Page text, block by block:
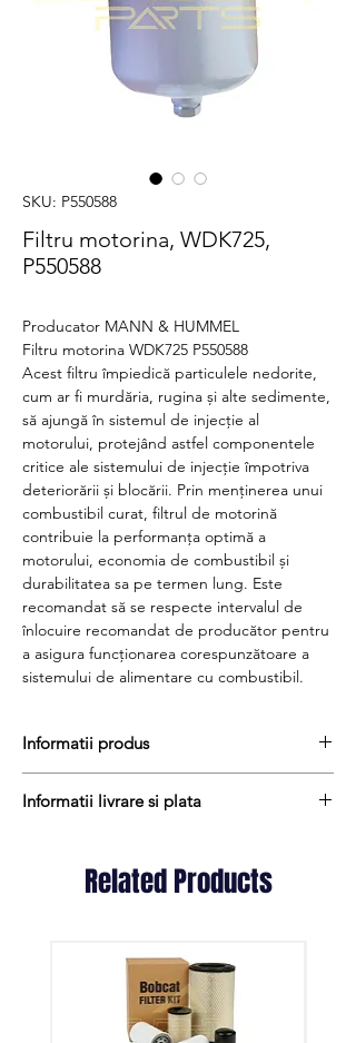
SKU: P550588
Filtru motorina, WDK725,
P550588
Producator MANN & HUMMEL
Filtru motorina WDK725 P550588
Acest filtru împiedică particulele nedorite,
cum ar fi murdăria, rugina și alte sedimente,
să ajungă în sistemul de injecție al
motorului, protejând astfel componentele
critice ale sistemului de injecție împotriva
deteriorării și blocării. Prin menținerea unui
combustibil curat, filtrul de motorină
contribuie la performanța optimă a
motorului, economia de combustibil și
durabilitatea sa pe termen lung. Este
recomandat să se respecte intervalul de
înlocuire recomandat de producător pentru
a asigura funcționarea corespunzătoare a
sistemului de alimentare cu combustibil.
Informatii produs
livrare
Cod produs : WDK725
Informatii livrare si plata
expediate in termen de 1 - 2 zile lucratoare
iar termenul de livrare pentru produsele
Courier. Daca preferati livrarea prin
alta firma de curierat, va rugam sa ne
Taxele de transport variaza in functie de
Related Products